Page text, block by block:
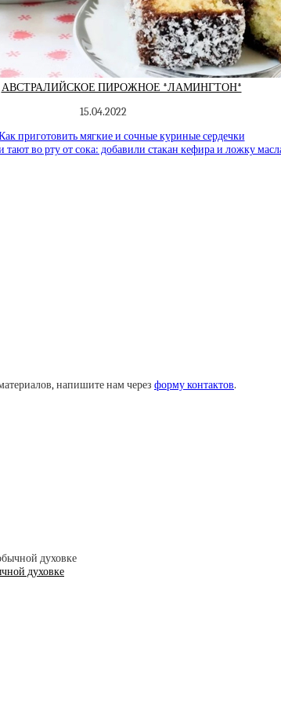
АВСТРАЛИЙСКОЕ ПИРОЖНОЕ *ЛАМИНГТОН*
15.04.2022
приготовить мягкие и сочные куриные сердечки
тают во рту от сока: добавили стакан кефира и ложку
напишите нам через форму контактов.
духовке